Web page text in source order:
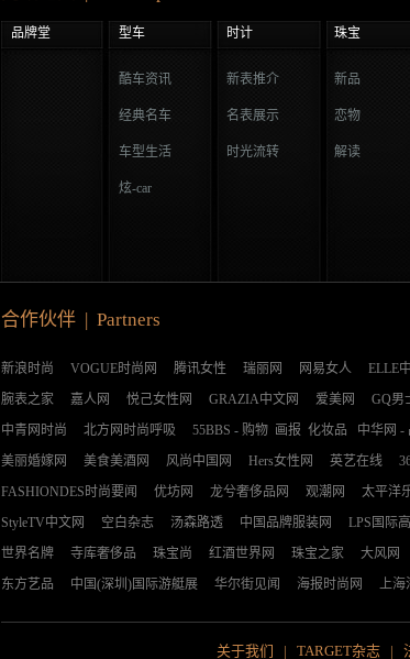
品牌堂 型车 时计 珠宝
酷车资讯
经典名车
车型生活
炫-car
新表推介
名表展示
时光流转
新品
恋物
解读
合作伙伴 | Partners
新浪时尚 VOGUE时尚网 腾讯女性 瑞丽网 网易女人 ELLE
腕表之家
嘉人网 悦己女性网 GRAZIA中文网 爱美网 GQ男
中青网时尚
北方网时尚呼吸 55BBS - 购物 画报 化妆品 中华网 -
美丽婚嫁网
美食美酒网 风尚中国网 Hers女性网 英艺在线
FASHIONDES时尚要闻
优坊网 龙兮奢侈品网 观潮网 太平洋
StyleTV中文网
空白杂志 汤森路透 中国品牌服装网 LPS国际
世界名牌
寺库奢侈品 珠宝尚 红酒世界网 珠宝之家 大风网
东方艺品
中国(深圳)国际游艇展 华尔街见闻 海报时尚网 上海
关于我们 | TARGET杂志|